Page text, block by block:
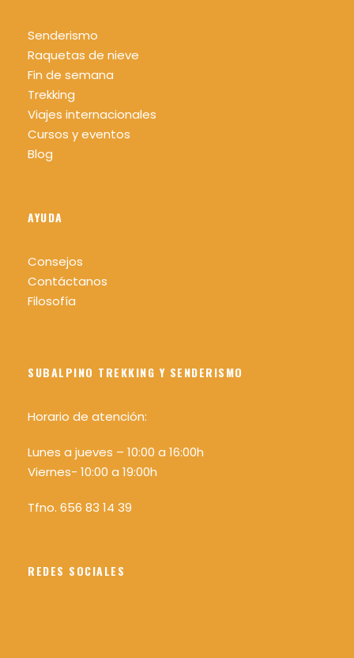
Senderismo
Raquetas de nieve
Fin de semana
Trekking
Viajes internacionales
Cursos y eventos
Blog
AYUDA
Consejos
Contáctanos
Filosofía
SUBALPINO TREKKING Y SENDERISMO
Horario de atención:
Lunes a jueves – 10:00 a 16:00h
Viernes- 10:00 a 19:00h
Tfno. 656 83 14 39
REDES SOCIALES